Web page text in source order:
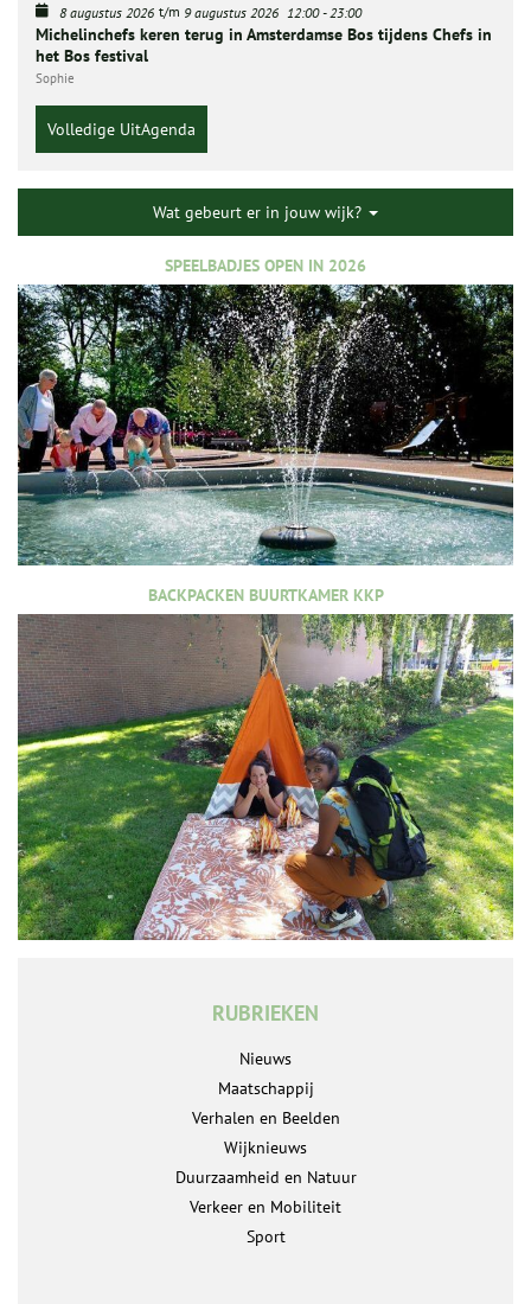
8 augustus 2026 t/m 9 augustus 2026 12:00- 23:00
Michelinchefs keren terug in Amsterdamse Bos tijdens Chefs in
het Bos festival
Sophie
Volledige UitAgenda
Wat gebeurt er in jouw wijk?
SPEELBADJES OPEN IN 2026
BACKPACKEN BUURTKAMER KKP
RUBRIEKEN
Nieuws
Maatschappij
Verhalen en Beelden
Wijknieuws
Duurzaamheid en Natuur
Verkeer en Mobiliteit
Sport